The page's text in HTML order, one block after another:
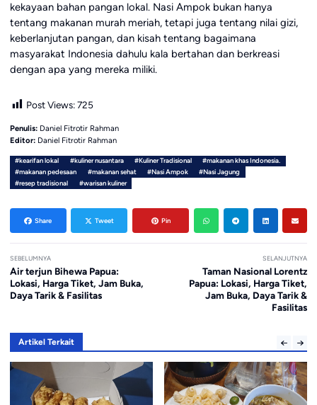
kekayaan bahan pangan lokal. Nasi Ampok bukan hanya
tentang makanan murah meriah, tetapi juga tentang nilai gizi,
keberlanjutan pangan, dan kisah tentang bagaimana
masyarakat Indonesia dahulu kala bertahan dan berkreasi
dengan apa yang mereka miliki.
Post Views: 725
Penulis: Daniel Fitrotir Rahman
Editor: Daniel Fitrotir Rahman
#kearifan lokal #kuliner nusantara #Kuliner Tradisional
#makanan khas Indonesia.
#makanan pedesaan
#makanan sehat #Nasi Ampok
#Nasi Jagung
#resep tradisional
#warisan kuliner
Share Tweet Pin
SEBELUMNYA
Air terjun Bihewa Papua:
Lokasi, Harga Tiket, Jam Buka,
Daya Tarik & Fasilitas
SELANJUTNYA
Taman Nasional Lorentz
Papua: Lokasi, Harga Tiket,
Jam Buka, Daya Tarik &
Fasilitas
Artikel Terkait